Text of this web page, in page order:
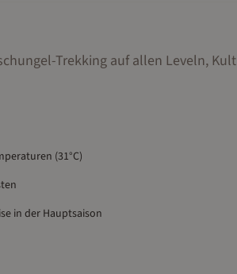
Trekking auf allen Leveln,
(31°C)
in der Hauptsaison